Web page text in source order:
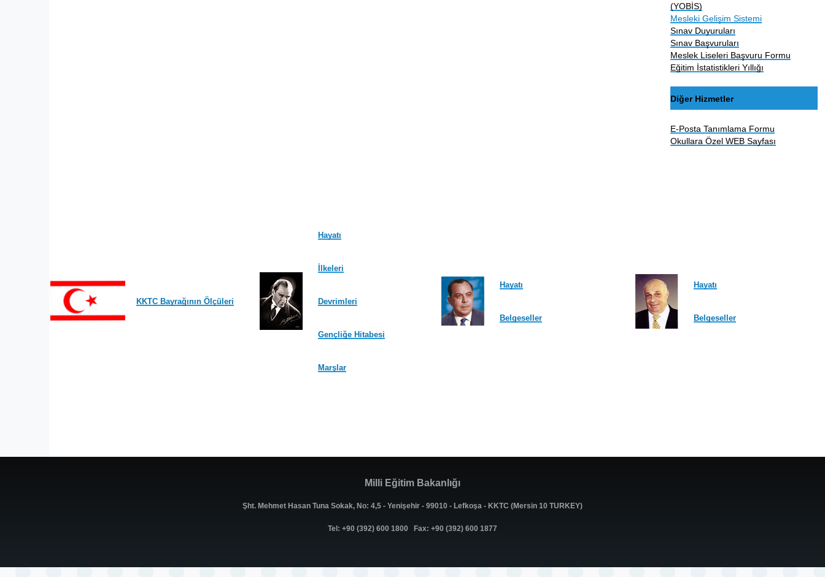
(YOBİS)
Mesleki Gelişim Sistemi
Sınav Duyuruları
Sınav Başvuruları
Meslek Liseleri Başvuru Formu
Eğitim İstatistikleri Yıllığı
Diğer Hizmetler
E-Posta Tanımlama Formu
Okullara Özel WEB Sayfası
KKTC Bayrağının Ölçüleri
Hayatı
İlkeleri
Devrimleri
Gençliğe Hitabesi
Marşlar
Hayatı
Belgeseller
Hayatı
Belgeseller
Milli Eğitim Bakanlığı
Şht. Mehmet Hasan Tuna Sokak, No: 4,5 - Yenişehir - 99010 - Lefkoşa - KKTC (Mersin 10 TURKEY)
Tel: +90 (392) 600 1800 Fax: +90 (392) 600 1877